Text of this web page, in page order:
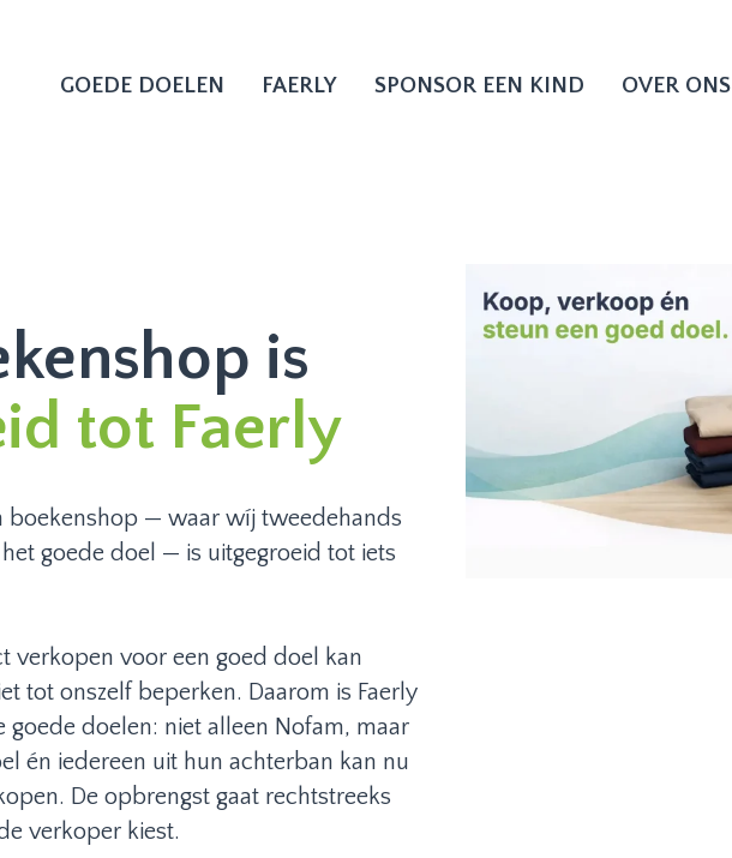
GOEDE DOELEN FAERLY SPONSOR EEN KIND OVER ONS
is
tot Faerly
boekenshop — waar wíj tweedehands
goede doel — is uitgegroeid tot iets
verkopen voor een goed doel kan
tot onszelf beperken. Daarom is Faerly
doelen: niet alleen Nofam, maar
én iedereen uit hun achterban kan nu
De opbrengst gaat rechtstreeks
verkoper kiest.